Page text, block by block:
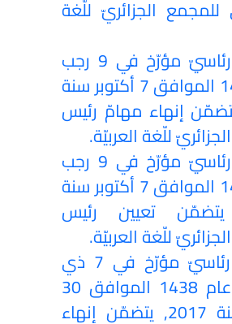
للمجمع الجزائريّ للّغة
مرسوم رئاسيّ مؤرّخ في 9 رجب
عام 1421 الموافق 7 أكتوبر سنة
يتضمّن إنهاء مهامّ رئيس
للّغة العربيّة.
مرسوم رئاسيّ مؤرّخ في 9 رجب
عام 1421 الموافق 7 أكتوبر سنة
يتضمّن تعيين رئيس
للّغة العربيّة.
مرسوم رئاسيّ مؤرّخ في 7 ذي
القعدة عام 1438 الموافق 30
يوليو سنة 2017, يتضمّن إنهاء